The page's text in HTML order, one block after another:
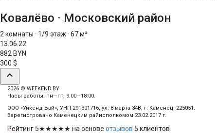
Ковалёво · Московский район
2 комнаты · 1/9 этаж · 67 м²
13.06.22
882 BYN
300 $
expand_less
2026 © WEEKEND.BY
Часы работы: пн—пт, 9:00—18:00.
ООО «Уикенд Бай», УНП 291301716, ул. 8 марта 34В, г. Каменец, 225051.
Зарегистровано Каменецким райисполкомом 23.02.2017 г.
Рейтинг 5★★★★★ на основе отзывов 5 клиентов